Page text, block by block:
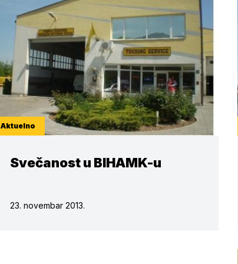
Aktuelno
Svečanost u BIHAMK-u
23. novembar 2013.